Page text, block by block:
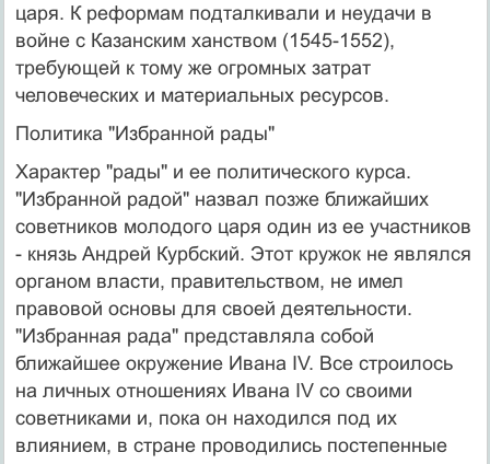
царя. К реформам подталкивали и неудачи в
войне с Казанским ханством (1545-1552),
требующей к тому же огромных затрат
человеческих и материальных ресурсов.
Политика "Избранной рады"
Характер "рады" и ее политического курса.
"Избранной радой" назвал позже ближайших
советников молодого царя один из ее участников
- князь Андрей Курбский. Этот кружок не являлся
органом власти, правительством, не имел
правовой основы для своей деятельности.
"Избранная рада" представляла собой
ближайшее окружение Ивана IV. Все строилось
на личных отношениях Ивана IV со своими
советниками и, пока он находился под их
влиянием, в стране проводились постепенные